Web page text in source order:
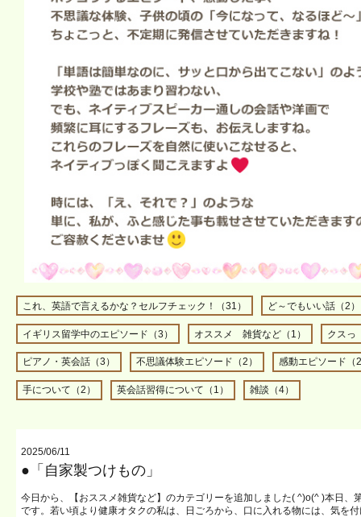
これ、英語で言えるかな？セルフチェック！（31） ど～でもいい話（2）
イギリス留学中のエピソード（3） オススメ 雑貨など（1） クスっ
ピアノ・英会話（3） 不思議体験エピソード（2） 感動エピソード（
手について（2） 英会話習得について（1） 雑談（4）
2025/06/11
●「自家製つけもの」
今日から、【おススメ雑貨など】のカテゴリーを追加しました( ^)o(^ )本日
です。若い頃より健康オタクの私は、日ごろから、口に入れる物には、気を